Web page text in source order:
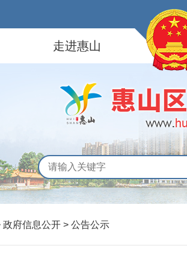
走进惠山
政府信息公开 > 公告公示